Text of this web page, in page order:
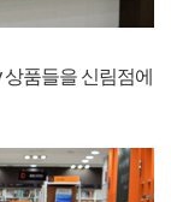
품들을 신림점에